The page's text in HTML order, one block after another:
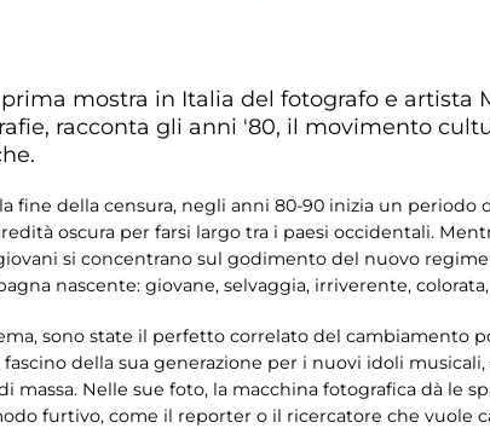
prima mostra in Italia del fotografo e artista
racconta gli anni '80, il movimento
fine della censura, negli anni 80-90 inizia un periodo
oscura per farsi largo tra i paesi occidentali.
si concentrano sul godimento del nuovo
nascente: giovane, selvaggia, irriverente,
sono state il perfetto correlato del cambiamento
della sua generazione per i nuovi idoli
massa. Nelle sue foto, la macchina fotografica dà le
furtivo, come il reporter o il ricercatore che vuole